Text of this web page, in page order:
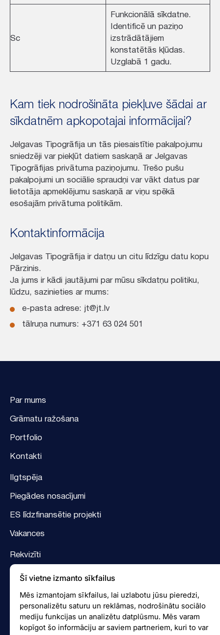
Sc
Funkcionālā sīkdatne.
Identificē un paziņo
izstrādātājiem
konstatētās kļūdas.
Uzglabā 1 gadu.
Kam tiek nodrošināta piekļuve šādai ar
sīkdatnēm apkopotajai informācijai?
Jelgavas Tipogrāfija un tās piesaistītie pakalpojumu
sniedzēji var piekļūt datiem saskaņā ar Jelgavas
Tipogrāfijas privātuma paziņojumu. Trešo pušu
pakalpojumi un sociālie spraudņi var vākt datus par
lietotāja apmeklējumu saskaņā ar viņu spēkā
esošajām privātuma politikām.
Kontaktinformācija
Jelgavas Tipogrāfija ir datņu un citu līdzīgu datu kopu
Pārzinis.
Ja jums ir kādi jautājumi par mūsu sīkdatņu politiku,
lūdzu, sazinieties ar mums:
e-pasta adrese: jt@jt.lv
tālruņa numurs: +371 63 024 501
Par mums
Grāmatu ražošana
Portfolio
Kontakti
Ilgtspēja
Piegādes nosacījumi
ES līdzfinansētie projekti
Vakances
Rekvizīti
Logotips
Facebook
Instagram
Šī vietne izmanto sīkfailus
Mēs izmantojam sīkfailus, lai uzlabotu jūsu pieredzi,
personalizētu saturu un reklāmas, nodrošinātu sociālo
mediju funkcijas un analizētu datplūsmu. Mēs varam
kopīgot šo informāciju ar saviem partneriem, kuri to var